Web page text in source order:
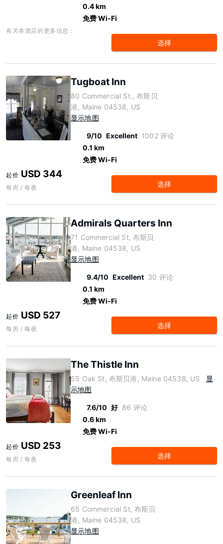
0.4 km
免费 Wi-Fi
有关本酒店的更多信息：
选择
Tugboat Inn
80 Commercial St., 布斯贝
港, Maine 04538, US
显示地图
9/10 Excellent 1002 评论
0.1 km
免费 Wi-Fi
起价 USD 344
每房 / 每夜 选择
Admirals Quarters Inn
71 Commercial St, 布斯贝
港, Maine 04538, US
显示地图
9.4/10 Excellent 30 评论
0.1 km
免费 Wi-Fi
起价 USD 527
每房 / 每夜 选择
The Thistle Inn
55 Oak St, 布斯贝港, Maine 04538, US
显
示地图
7.6/10 好 86 评论
0.6 km
免费 Wi-Fi
起价 USD 253
每房 / 每夜 选择
Greenleaf Inn
65 Commercial St, 布斯贝
港, Maine 04538, US
显示地图